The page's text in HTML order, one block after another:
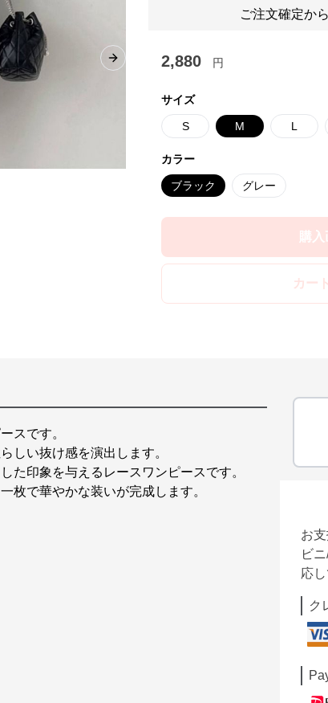
Next slide
ご注文確定か
2,880 円
サイズ
S M L
カラー
ブラック グレー
購
カー
スです。
しい抜け感を演出します。
た印象を与えるレースワンピースです。
枚で華やかな装いが完成します。
お
ビ
応し
ク